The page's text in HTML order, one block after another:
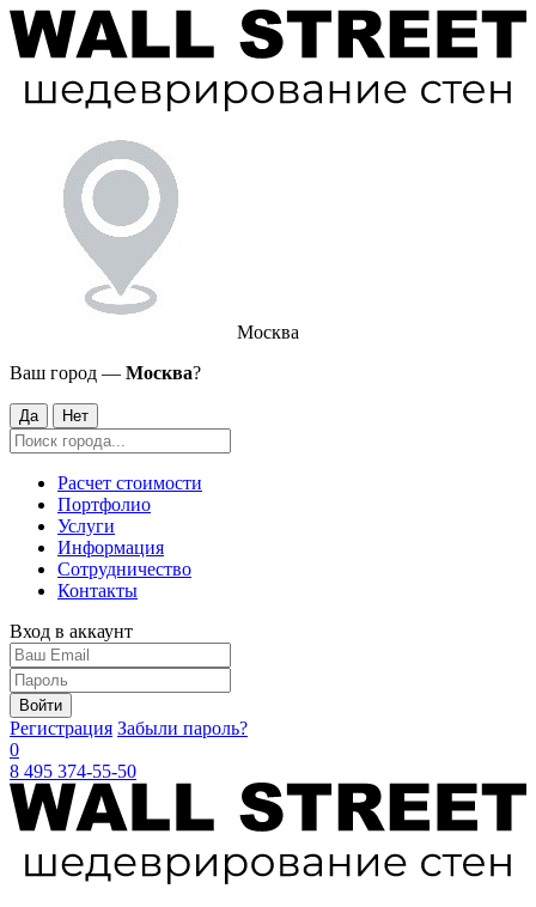
Москва
Ваш город — Москва?
Да Нет
Расчет стоимости
Портфолио
Услуги
Информация
Сотрудничество
Контакты
Вход в аккаунт
Войти
Регистрация Забыли пароль?
0
8 495 374-55-50